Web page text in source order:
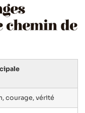
chemin de
courage, vérité